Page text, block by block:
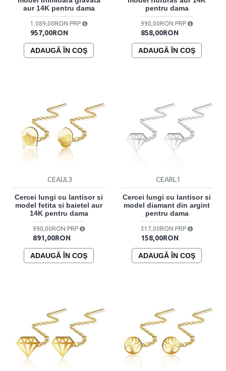
aur 14K pentru dama
957,00RON
1.089,00RON PRP
ADAUGĂ ÎN COŞ
pentru dama
858,00RON
990,00RON PRP
ADAUGĂ ÎN COŞ
CEAUL3
Cercei lungi cu lantisor si
model fetita si baietel aur
14K pentru dama
891,00RON
990,00RON PRP
ADAUGĂ ÎN COŞ
CEARL1
Cercei lungi cu lantisor si
model diamant din argint
pentru dama
158,00RON
317,00RON PRP
ADAUGĂ ÎN COŞ